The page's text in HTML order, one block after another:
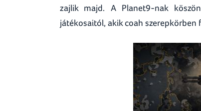
zajlik majd. A Planet9-nak
játékosaitól, akik coah